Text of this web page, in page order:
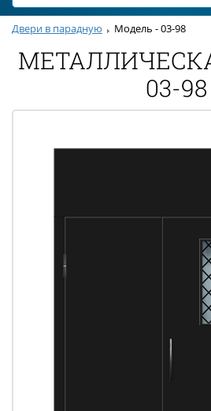
Двери в парадную Модель - 03-98
03-98